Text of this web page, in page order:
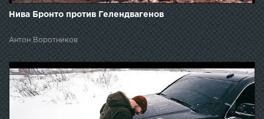
Нива Бронто против Гелендвагенов
Антон Воротников